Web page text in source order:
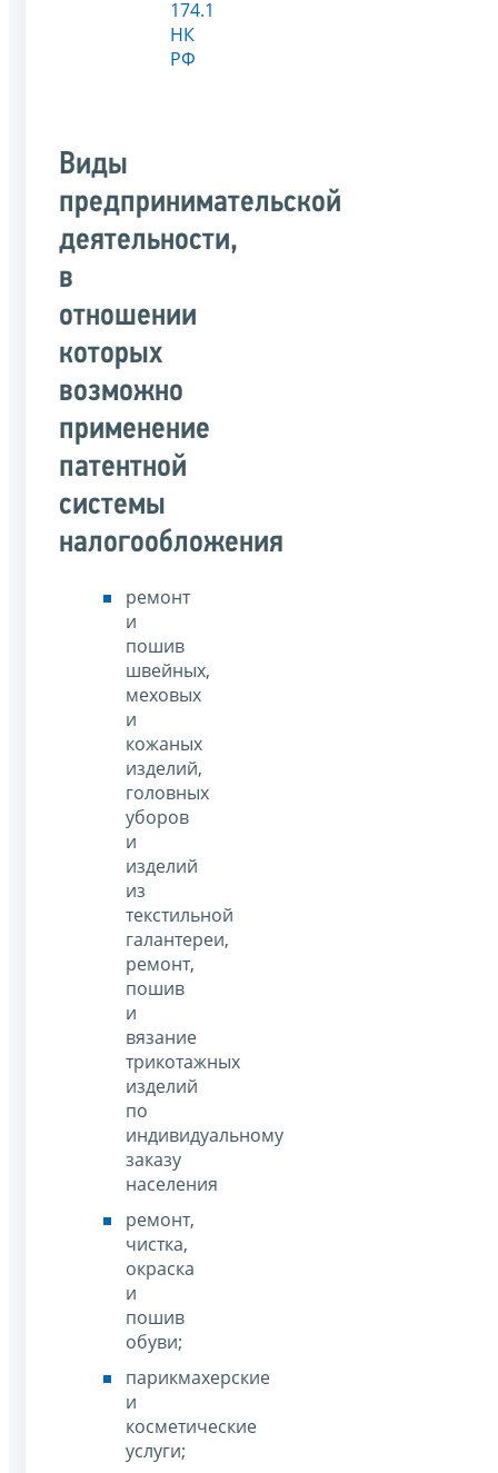
174.1
НК
РФ
Виды
предпринимательской
деятельности,
в
отношении
которых
возможно
применение
патентной
системы
налогообложения
ремонт
и
пошив
швейных,
меховых
и
кожаных
изделий,
головных
уборов
и
изделий
из
текстильной
галантереи,
ремонт,
пошив
и
вязание
трикотажных
изделий
по
индивидуальному
заказу
населения
ремонт,
чистка,
окраска
и
пошив
обуви;
парикмахерские
и
косметические
услуги;